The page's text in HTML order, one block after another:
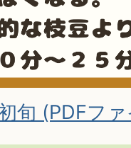
旬 (PDFフ